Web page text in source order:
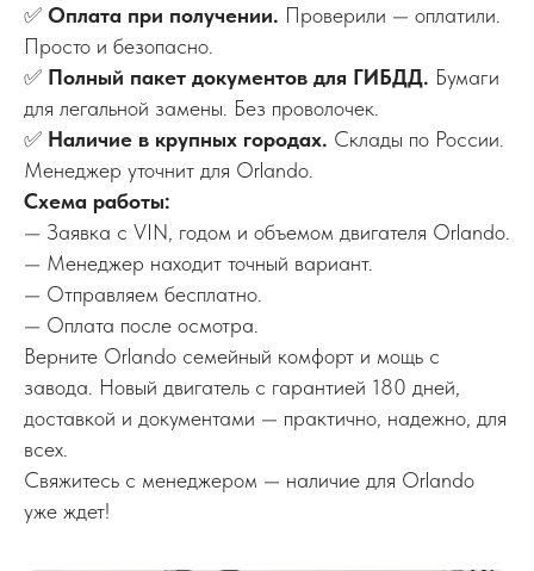
✅ Оплата при получении. Проверили — оплатили.
Просто и безопасно.
✅ Полный пакет документов для ГИБДД. Бумаги
для легальной замены. Без проволочек.
✅ Наличие в крупных городах. Склады по России.
Менеджер уточнит для Orlando.
Схема работы:
— Заявка с VIN, годом и объемом двигателя Orlando.
— Менеджер находит точный вариант.
— Отправляем бесплатно.
— Оплата после осмотра.
Верните Orlando семейный комфорт и мощь с
завода. Новый двигатель с гарантией 180 дней,
доставкой и документами — практично, надежно, для
всех.
Свяжитесь с менеджером — наличие для Orlando
уже ждет!